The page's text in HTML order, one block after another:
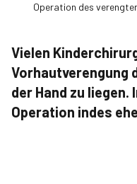
Operation des
Vielen
Vorhautverengung
der Hand zu
Operation indes